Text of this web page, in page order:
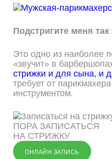
Подстригите меня так
Это одно из наиболее
«звучит» в
стрижки и для сына, и
требует от
инструментом.
ПОРА ЗАПИСАТЬСЯ
НА СТРИЖКУ
ОНЛАЙН ЗАПИСЬ